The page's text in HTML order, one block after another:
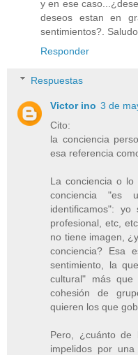
y en ese
deseos estan en
sentimientos?.
Responder
Respuestas
Victor ino 3 de
Cito:
la conciencia
esa referencia
La conciencia o lo
conciencia "es
identificamos": yo
profesional, etc,
no tiene imagen,
conciencia? Esa
sentimiento, la
cultural" más que
cohesión de
quieren los que
Pero, ¿cuánto de
impelidos por